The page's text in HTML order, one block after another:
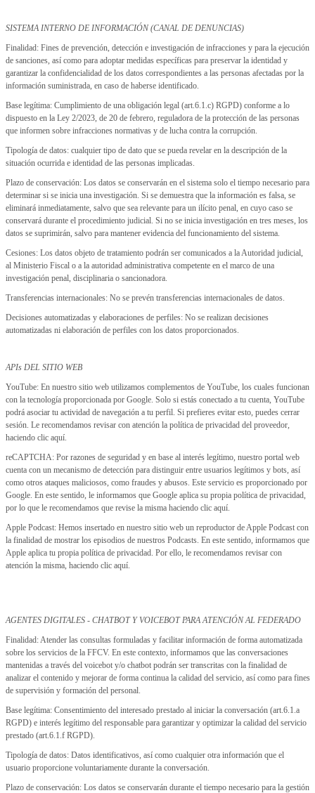
SISTEMA INTERNO DE INFORMACIÓN (CANAL DE DENUNCIAS)
Finalidad: Fines de prevención, detección e investigación de infracciones y para la ejecución
de sanciones, así como para adoptar medidas específicas para preservar la identidad y
garantizar la confidencialidad de los datos correspondientes a las personas afectadas por la
información suministrada, en caso de haberse identificado.
Base legítima: Cumplimiento de una obligación legal (art.6.1.c) RGPD) conforme a lo
dispuesto en la Ley 2/2023, de 20 de febrero, reguladora de la protección de las personas
que informen sobre infracciones normativas y de lucha contra la corrupción.
Tipología de datos: cualquier tipo de dato que se pueda revelar en la descripción de la
situación ocurrida e identidad de las personas implicadas.
Plazo de conservación: Los datos se conservarán en el sistema solo el tiempo necesario para
determinar si se inicia una investigación. Si se demuestra que la información es falsa, se
eliminará inmediatamente, salvo que sea relevante para un ilícito penal, en cuyo caso se
conservará durante el procedimiento judicial. Si no se inicia investigación en tres meses, los
datos se suprimirán, salvo para mantener evidencia del funcionamiento del sistema.
Cesiones: Los datos objeto de tratamiento podrán ser comunicados a la Autoridad judicial,
al Ministerio Fiscal o a la autoridad administrativa competente en el marco de una
investigación penal, disciplinaria o sancionadora.
Transferencias internacionales: No se prevén transferencias internacionales de datos.
Decisiones automatizadas y elaboraciones de perfiles: No se realizan decisiones
automatizadas ni elaboración de perfiles con los datos proporcionados.
APIs DEL SITIO WEB
YouTube: En nuestro sitio web utilizamos complementos de YouTube, los cuales funcionan
con la tecnología proporcionada por Google. Solo si estás conectado a tu cuenta, YouTube
podrá asociar tu actividad de navegación a tu perfil. Si prefieres evitar esto, puedes cerrar
sesión. Le recomendamos revisar con atención la política de privacidad del proveedor,
haciendo clic aquí.
reCAPTCHA: Por razones de seguridad y en base al interés legítimo, nuestro portal web
cuenta con un mecanismo de detección para distinguir entre usuarios legítimos y bots, así
como otros ataques maliciosos, como fraudes y abusos. Este servicio es proporcionado por
Google. En este sentido, le informamos que Google aplica su propia política de privacidad,
por lo que le recomendamos que revise la misma haciendo clic aquí.
Apple Podcast: Hemos insertado en nuestro sitio web un reproductor de Apple Podcast con
la finalidad de mostrar los episodios de nuestros Podcasts. En este sentido, informamos que
Apple aplica tu propia política de privacidad. Por ello, le recomendamos revisar con
atención la misma, haciendo clic aquí.
AGENTES DIGITALES - CHATBOT Y VOICEBOT PARA ATENCIÓN AL FEDERADO
Finalidad: Atender las consultas formuladas y facilitar información de forma automatizada
sobre los servicios de la FFCV. En este contexto, informamos que las conversaciones
mantenidas a través del voicebot y/o chatbot podrán ser transcritas con la finalidad de
analizar el contenido y mejorar de forma continua la calidad del servicio, así como para fines
de supervisión y formación del personal.
Base legítima: Consentimiento del interesado prestado al iniciar la conversación (art.6.1.a
RGPD) e interés legítimo del responsable para garantizar y optimizar la calidad del servicio
prestado (art.6.1.f RGPD).
Tipología de datos: Datos identificativos, así como cualquier otra información que el
usuario proporcione voluntariamente durante la conversación.
Plazo de conservación: Los datos se conservarán durante el tiempo necesario para la gestión